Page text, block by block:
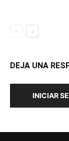
DEJA UNA
INICIAR